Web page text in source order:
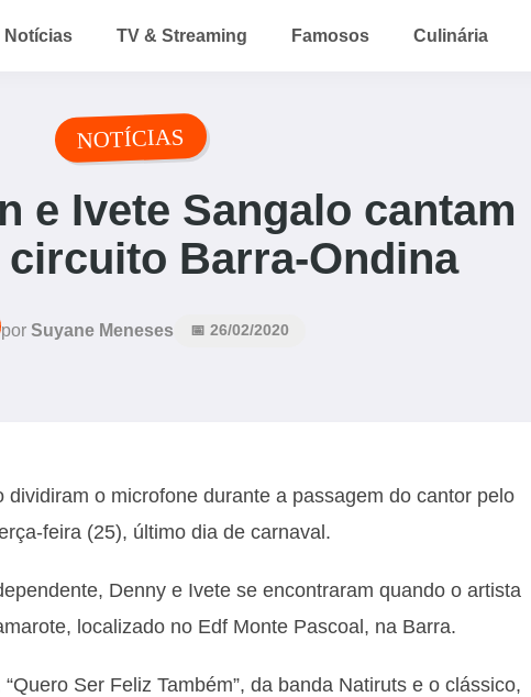
Notícias TV & Streaming Famosos Culinária
NOTÍCIAS
e Ivete Sangalo cantam
Barra-Ondina
por Suyane Meneses 📅 26/02/2020
dividiram o microfone durante a passagem do cantor pelo
feira (25), último dia de carnaval.
Denny e Ivete se encontraram quando o artista
localizado no Edf Monte Pascoal, na Barra.
Ser Feliz Também”, da banda Natiruts e o clássico,